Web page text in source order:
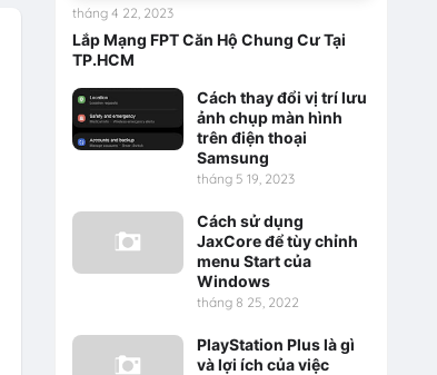
Lắp Mạng FPT Căn Hộ Chung Cư Tại
TP.HCM
tháng 4 22, 2023
Cách thay đổi vị trí lưu
ảnh chụp màn hình
trên điện thoại
Samsung
tháng 5 19, 2023
Cách sử dụng
JaxCore để tùy chỉnh
menu Start của
Windows
tháng 8 25, 2022
PlayStation Plus là gì
và lợi ích của việc